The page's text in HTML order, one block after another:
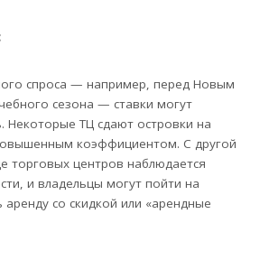
спроса — например, перед Новым
сезона — ставки могут
Некоторые ТЦ сдают островки на
коэффициентом. С другой
торговых центров наблюдается
и владельцы могут пойти на
аренду со скидкой или «арендные